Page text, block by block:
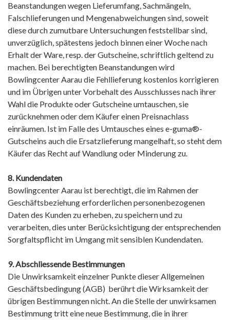
Beanstandungen wegen Lieferumfang, Sachmängeln,
Falschlieferungen und Mengenabweichungen sind, soweit
diese durch zumutbare Untersuchungen feststellbar sind,
unverzüglich, spätestens jedoch binnen einer Woche nach
Erhalt der Ware, resp. der Gutscheine, schriftlich geltend zu
machen. Bei berechtigten Beanstandungen wird
Bowlingcenter Aarau die Fehllieferung kostenlos korrigieren
und im Übrigen unter Vorbehalt des Ausschlusses nach ihrer
Wahl die Produkte oder Gutscheine umtauschen, sie
zurücknehmen oder dem Käufer einen Preisnachlass
einräumen. Ist im Falle des Umtausches eines e-guma®-
Gutscheins auch die Ersatzlieferung mangelhaft, so steht dem
Käufer das Recht auf Wandlung oder Minderung zu.
8. Kundendaten
Bowlingcenter Aarau ist berechtigt, die im Rahmen der
Geschäftsbeziehung erforderlichen personenbezogenen
Daten des Kunden zu erheben, zu speichern und zu
verarbeiten, dies unter Berücksichtigung der entsprechenden
Sorgfaltspflicht im Umgang mit sensiblen Kundendaten.
9. Abschliessende Bestimmungen
Die Unwirksamkeit einzelner Punkte dieser Allgemeinen
Geschäftsbedingung (AGB) berührt die Wirksamkeit der
übrigen Bestimmungen nicht. An die Stelle der unwirksamen
Bestimmung tritt eine neue Bestimmung, die in ihrer